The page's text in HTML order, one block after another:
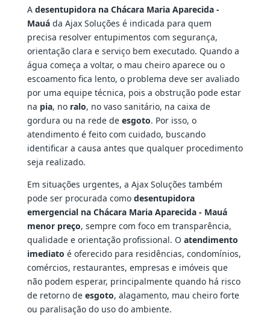
A desentupidora na Chácara Maria Aparecida -
Mauáda Ajax Soluções é indicada para quem
precisa resolver entupimentos com segurança,
orientação clara e serviço bem executado. Quando a
água começa a voltar, o mau cheiro aparece ou o
escoamento fica lento, o problema deve ser avaliado
por uma equipe técnica, pois a obstrução pode estar
na pia, no ralo, no vaso sanitário, na caixa de
gordura ou na rede de esgoto. Por isso, o
atendimento é feito com cuidado, buscando
identificar a causa antes que qualquer procedimento
seja realizado.
Em situações urgentes, a Ajax Soluções também
pode ser procurada como desentupidora
emergencial na Chácara Maria Aparecida - Mauá
menor preço, sempre com foco em transparência,
qualidade e orientação profissional. O atendimento
imediato é oferecido para residências, condomínios,
comércios, restaurantes, empresas e imóveis que
não podem esperar, principalmente quando há risco
de retorno de esgoto, alagamento, mau cheiro forte
ou paralisação do uso do ambiente.